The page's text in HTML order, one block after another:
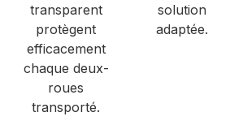
transparent
protègent
efficacement
chaque deux-
roues
transporté.
solution
adaptée.